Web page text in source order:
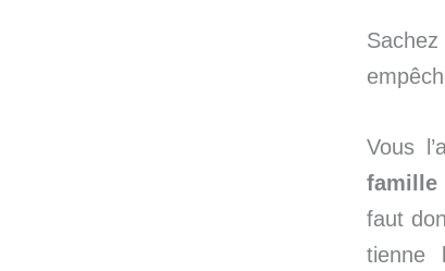
Vous
famille
faut
tienne